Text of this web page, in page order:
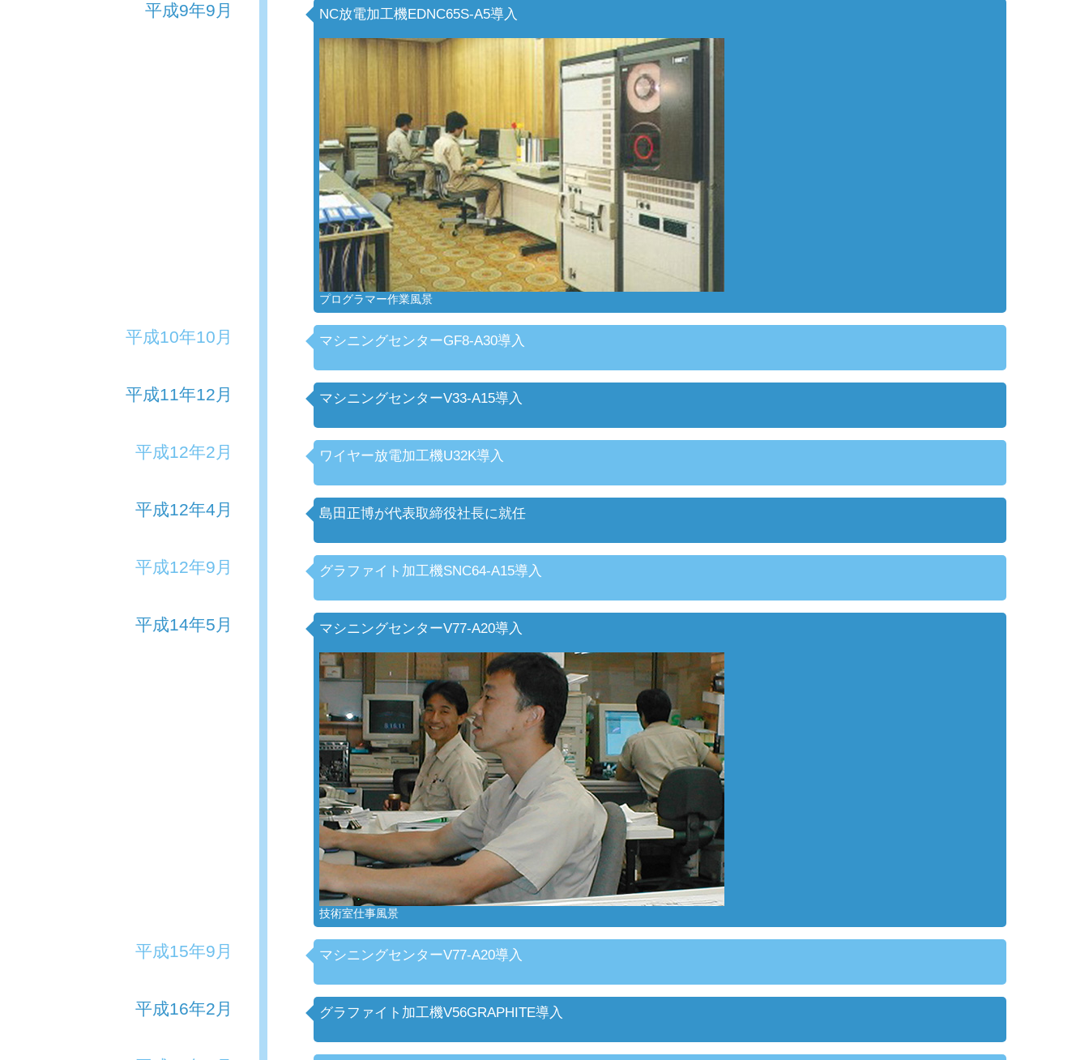
平成9年9月 NC放電加工機EDNC65S-A5導入
プログラマー作業風景
平成10年10月 マシニングセンターGF8-A30導入
平成11年12月 マシニングセンターV33-A15導入
平成12年2月 ワイヤー放電加工機U32K導入
平成12年4月 島田正博が代表取締役社長に就任
平成12年9月 グラファイト加工機SNC64-A15導入
平成14年5月 マシニングセンターV77-A20導入
技術室仕事風景
平成15年9月 マシニングセンターV77-A20導入
平成16年2月 グラファイト加工機V56GRAPHITE導入